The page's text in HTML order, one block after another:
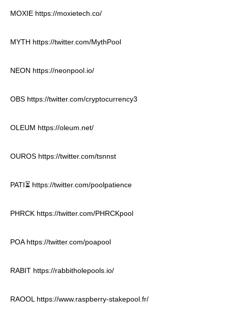
MOXIE https://moxietech.co/
MYTH https://twitter.com/MythPool
NEON https://neonpool.io/
OBS https://twitter.com/cryptocurrency3
OLEUM https://oleum.net/
OUROS https://twitter.com/tsnnst
PATI⏳ https://twitter.com/poolpatience
PHRCK https://twitter.com/PHRCKpool
POA https://twitter.com/poapool
RABIT https://rabbitholepools.io/
RAOOL https://www.raspberry-stakepool.fr/